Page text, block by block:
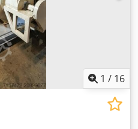
1 / 16